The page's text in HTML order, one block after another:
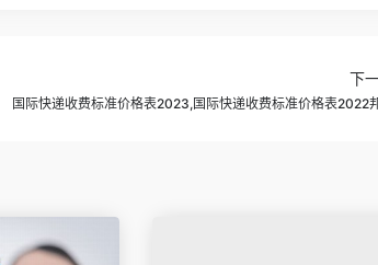
下
国际快递收费标准价格表2023,国际快递收费标准价格表2022